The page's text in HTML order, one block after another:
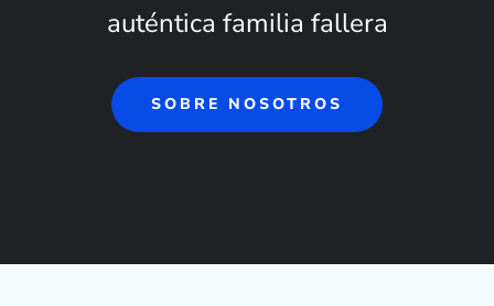
auténtica familia fallera
SOBRE NOSOTROS